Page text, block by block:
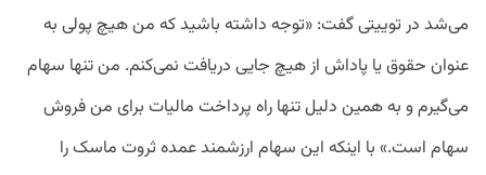
می‌شد در توییتی گفت: «توجه داشته باشید که من هیچ پولی به
عنوان حقوق یا پاداش از هیچ جایی دریافت نمی‌کنم. من تنها سهام
می‌گیرم و به همین دلیل تنها راه پرداخت مالیات برای من فروش
سهام است.» با اینکه این سهام ارزشمند عمده ثروت ماسک را